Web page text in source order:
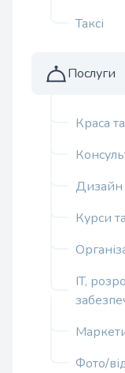
Таксі
Послуги
Краса
Дизайн
Курси
IT,
Фото/